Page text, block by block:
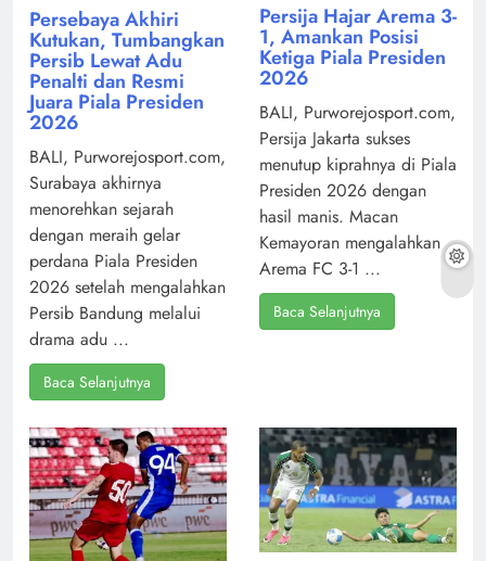
Persebaya Akhiri
Kutukan, Tumbangkan
Persib Lewat Adu
Penalti dan Resmi
Juara Piala Presiden
2026
BALI, Purworejosport.com,
Surabaya akhirnya
menorehkan sejarah
dengan meraih gelar
perdana Piala Presiden
2026 setelah mengalahkan
Persib Bandung melalui
drama adu ...
Baca Selanjutnya
Persija Hajar Arema 3-
1, Amankan Posisi
Ketiga Piala Presiden
2026
BALI, Purworejosport.com,
Persija Jakarta sukses
menutup kiprahnya di Piala
Presiden 2026 dengan
hasil manis. Macan
Kemayoran mengalahkan
Arema FC 3-1 ...
Baca Selanjutnya